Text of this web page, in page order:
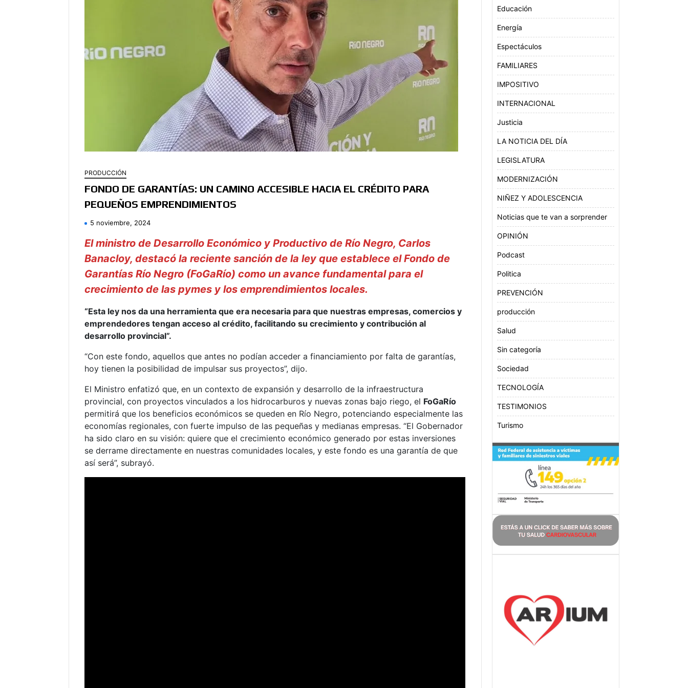
PRODUCCIÓN
FONDO DE GARANTÍAS: UN CAMINO ACCESIBLE HACIA EL CRÉDITO PARA
PEQUEÑOS EMPRENDIMIENTOS
5 noviembre, 2024
El ministro de Desarrollo Económico y Productivo de Río Negro, Carlos
Banacloy, destacó la reciente sanción de la ley que establece el Fondo de
Garantías Río Negro (FoGaRío) como un avance fundamental para el
crecimiento de las pymes y los emprendimientos locales.
“Esta ley nos da una herramienta que era necesaria para que nuestras empresas, comercios y
emprendedores tengan acceso al crédito, facilitando su crecimiento y contribución al
desarrollo provincial”.
“Con este fondo, aquellos que antes no podían acceder a financiamiento por falta de garantías,
hoy tienen la posibilidad de impulsar sus proyectos”, dijo.
El Ministro enfatizó que, en un contexto de expansión y desarrollo de la infraestructura
provincial, con proyectos vinculados a los hidrocarburos y nuevas zonas bajo riego, el FoGaRío
permitirá que los beneficios económicos se queden en Río Negro, potenciando especialmente las
economías regionales, con fuerte impulso de las pequeñas y medianas empresas. “El Gobernador
ha sido claro en su visión: quiere que el crecimiento económico generado por estas inversiones
se derrame directamente en nuestras comunidades locales, y este fondo es una garantía de que
así será”, subrayó.
Educación
Energía
Espectáculos
FAMILIARES
IMPOSITIVO
INTERNACIONAL
Justicia
LA NOTICIA DEL DÍA
LEGISLATURA
MODERNIZACIÓN
NIÑEZ Y ADOLESCENCIA
Noticias que te van a sorprender
OPINIÓN
Podcast
Politica
PREVENCIÓN
producción
Salud
Sin categoría
Sociedad
TECNOLOGÍA
TESTIMONIOS
Turismo